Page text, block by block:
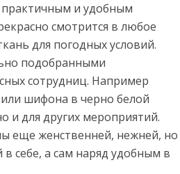
и удобным
смотрится в любое
для погодных условий.
подобранными
сотрудниц. Например
шифона в черно белой
и для других мероприятий.
еще женственней, нежней, но
себе, а сам наряд удобным в